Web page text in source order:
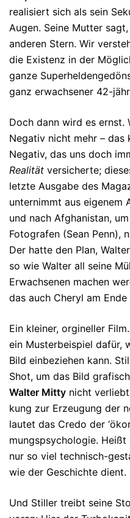
realisiert sich als sein
Augen. Seine Mutter
anderen Stern. Wir
die Existenz in der
ganze
ganz erwachsener 42-
Doch dann wird es
Negativ nicht mehr –
Negativ, das uns doch
Realität versicherte;
letzte Aus­gabe des
unternimmt aus eige­nem
und nach Afghanistan,
Foto­grafen (Sean Penn),
Der hatte den Plan,
so wie Walter all seine
Erwachsenen machen
das auch Cheryl am Ende
Ein kleiner, orgineller
ein Muster­beispiel dafür,
Bild einbe­ziehen kann.
Shot, um das Bild
Wal­ter Mit­ty nicht
kung zur Erzeugung der
lautet das Credo der
mungspsy­cho­lo­gie.
nur so viel technisch-
wie der Geschichte dient.
Und Stiller treibt seine